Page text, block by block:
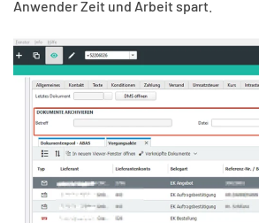
Anwender Zeit und Arbeit spart